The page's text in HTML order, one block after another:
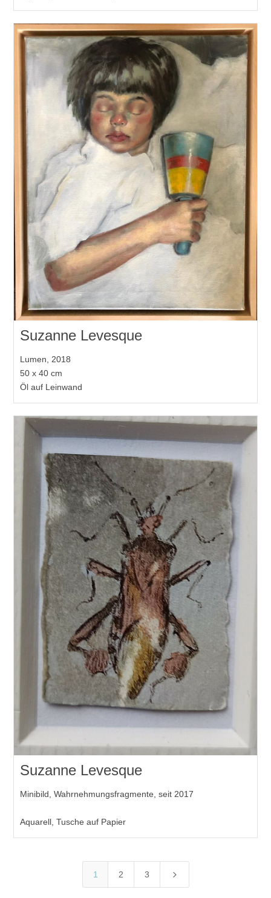
Suzanne Levesque
Lumen, 2018
50 x 40 cm
Öl auf Leinwand
Suzanne Levesque
Minibild, Wahrnehmungsfragmente, seit 2017
Aquarell, Tusche auf Papier
1 2 3 5